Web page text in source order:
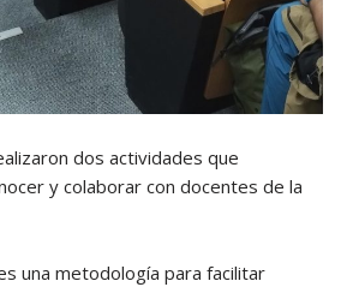
dos actividades que
y colaborar con docentes de la
una metodología para facilitar